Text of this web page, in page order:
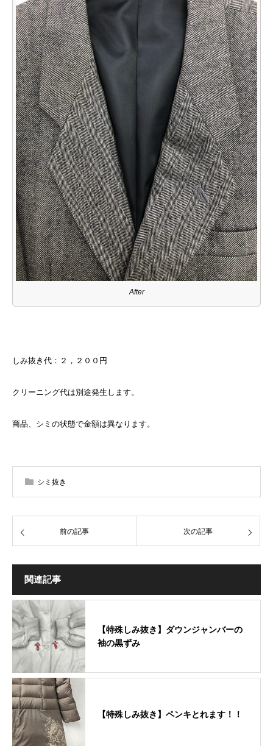
After
しみ抜き代：２，２００円
クリーニング代は別途発生します。
商品、シミの状態で金額は異なります。
シミ抜き
前の記事 次の記事
関連記事
【特殊しみ抜き】ダウンジャンバーの
袖の黒ずみ
【特殊しみ抜き】ペンキとれます！！